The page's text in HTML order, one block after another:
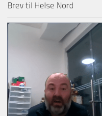
Brev til Helse Nord